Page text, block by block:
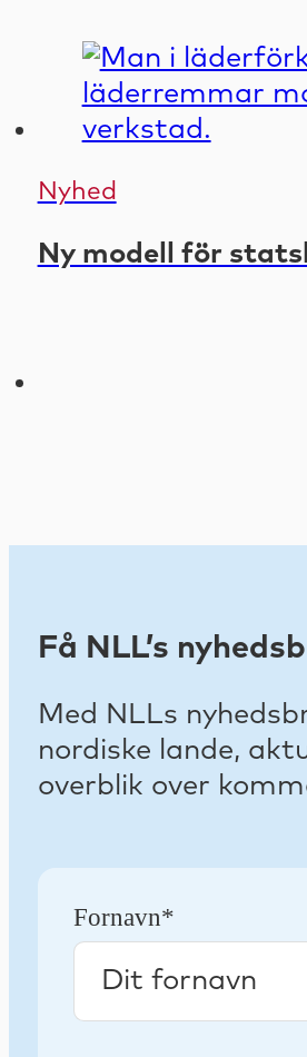
Nyhed
Ny modell för
Få NLL’s
Med NLLs
nordiske lande,
overblik over
Fornavn*